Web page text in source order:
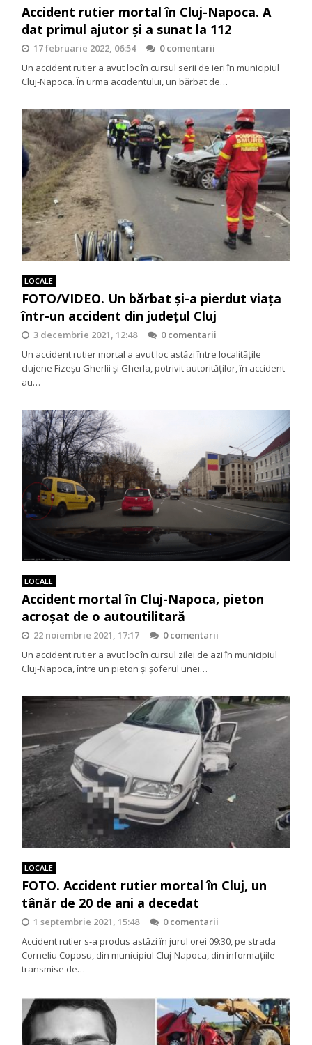
Accident rutier mortal în Cluj-Napoca. A
dat primul ajutor și a sunat la 112
17 februarie 2022, 06:54
0 comentarii
Un accident rutier a avut loc în cursul serii de ieri în municipiul
Cluj-Napoca. În urma accidentului, un bărbat de…
LOCALE
FOTO/VIDEO. Un bărbat și-a pierdut viața
într-un accident din județul Cluj
3 decembrie 2021, 12:48
0 comentarii
Un accident rutier mortal a avut loc astăzi între localitățile
clujene Fizeșu Gherlii și Gherla, potrivit autorităților, în accident
au…
LOCALE
Accident mortal în Cluj-Napoca, pieton
acroșat de o autoutilitară
22 noiembrie 2021, 17:17
0 comentarii
Un accident rutier a avut loc în cursul zilei de azi în municipiul
Cluj-Napoca, între un pieton și șoferul unei…
LOCALE
FOTO. Accident rutier mortal în Cluj, un
tânăr de 20 de ani a decedat
1 septembrie 2021, 15:48
0 comentarii
Accident rutier s-a produs astăzi în jurul orei 09:30, pe strada
Corneliu Coposu, din municipiul Cluj-Napoca, din informațiile
transmise de…